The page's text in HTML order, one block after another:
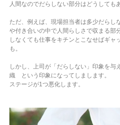
人間なのでだらしない部分はどうしても
ただ、例えば、現場担当者は多少だらし
や付き合いの中で人間らしさで収まる部
しなくても仕事をキチンとこなせばギャ
も。
しかし、上司が「だらしない」印象を与
織 という印象になってしまします。
ステージが1つ悪化します。